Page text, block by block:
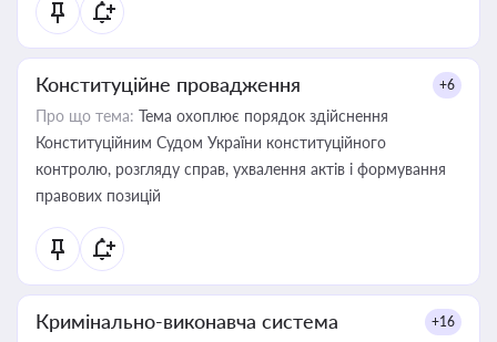
Конституційне провадження +6
Про що тема: Тема охоплює порядок здійснення
Конституційним Судом України конституційного
контролю, розгляду справ, ухвалення актів і формування
правових позицій
Кримінально-виконавча система +16